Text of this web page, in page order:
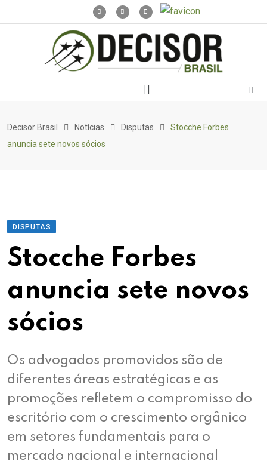
Decisor Brasil Notícias Disputas
Stocche Forbes
anuncia sete novos sócios
DISPUTAS
Stocche Forbes
anuncia sete novos
sócios
Os advogados promovidos são de
diferentes áreas estratégicas e as
promoções refletem o compromisso do
escritório com o crescimento orgânico
em setores fundamentais para o
mercado nacional e internacional